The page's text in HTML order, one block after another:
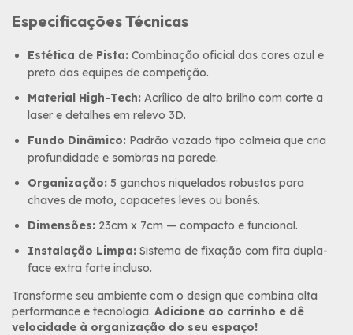
Especificações Técnicas
Estética de Pista: Combinação oficial das cores azul e
preto das equipes de competição.
Material High-Tech: Acrílico de alto brilho com corte a
laser e detalhes em relevo 3D.
Fundo Dinâmico: Padrão vazado tipo colmeia que cria
profundidade e sombras na parede.
Organização: 5 ganchos niquelados robustos para
chaves de moto, capacetes leves ou bonés.
Dimensões: 23cm x 7cm — compacto e funcional.
Instalação Limpa: Sistema de fixação com fita dupla-
face extra forte incluso.
Transforme seu ambiente com o design que combina alta
performance e tecnologia. Adicione ao carrinho e dê
velocidade à organização do seu espaço!